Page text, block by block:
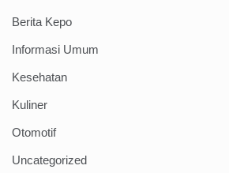
Berita Kepo
Informasi Umum
Kesehatan
Kuliner
Otomotif
Uncategorized